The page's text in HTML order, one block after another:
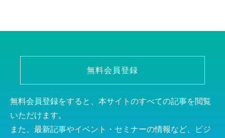
無料会員登録
無料会員登録をすると、本サイトのすべての記事を閲覧
いただけます。
また、最新記事やイベント・セミナーの情報など、ビジ